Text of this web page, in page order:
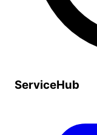
ServiceHub